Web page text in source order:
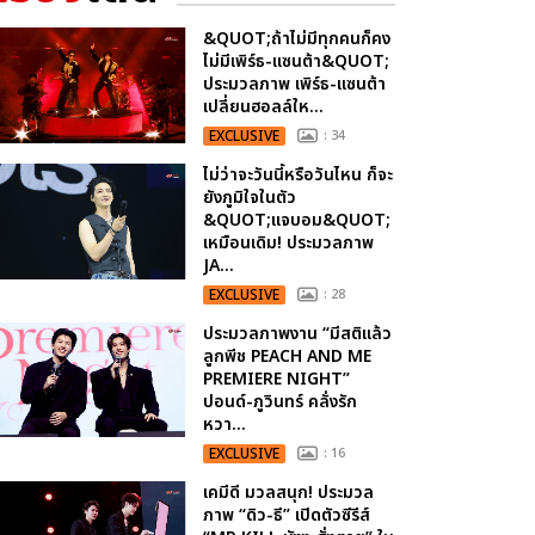
&QUOT;ถ้าไม่มีทุกคนก็คง
ไม่มีเพิร์ธ-แซนต้า&QUOT;
ประมวลภาพ เพิร์ธ-แซนต้า
เปลี่ยนฮอลล์ให...
EXCLUSIVE : 34
ไม่ว่าจะวันนี้หรือวันไหน ก็จะ
ยังภูมิใจในตัว
&QUOT;แจบอม&QUOT;
เหมือนเดิม! ประมวลภาพ
JA...
EXCLUSIVE : 28
ประมวลภาพงาน “มีสติแล้ว
ลูกพีช PEACH AND ME
PREMIERE NIGHT”
ปอนด์-ภูวินทร์ คลั่งรัก
หวา...
EXCLUSIVE : 16
เคมีดี มวลสนุก! ประมวล
ภาพ “ดิว-ธี” เปิดตัวซีรีส์